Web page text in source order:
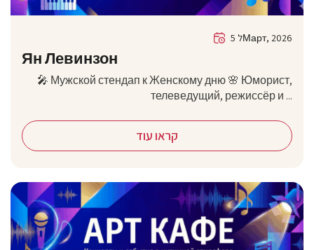
5 לМарт, 2026
Ян Левинзон
🎤 Мужской стендап к Женскому дню 🌸 Юморист,
телеведущий, режиссёр и ...
קראו עוד